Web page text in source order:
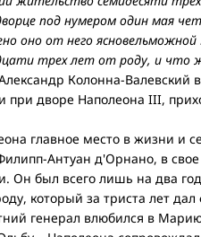
под нумером один мая
оно от него
трех лет от роду, и что
Колонна-Валевский
при дворе Наполеона III,
главное место в жизни и
Антуан д'Орнано, в
Он был всего лишь на два
который за триста лет
генерал влюбился в